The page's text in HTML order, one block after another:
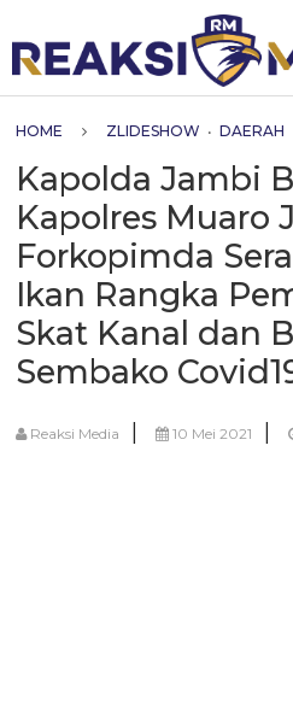
HOME ZLIDESHOW •DAERAH
Kapolda Jambi
Kapolres Muaro
Forkopimda
Ikan Rangka
Skat Kanal dan
Sembako
Reaksi Media | 10 Mei 2021 |